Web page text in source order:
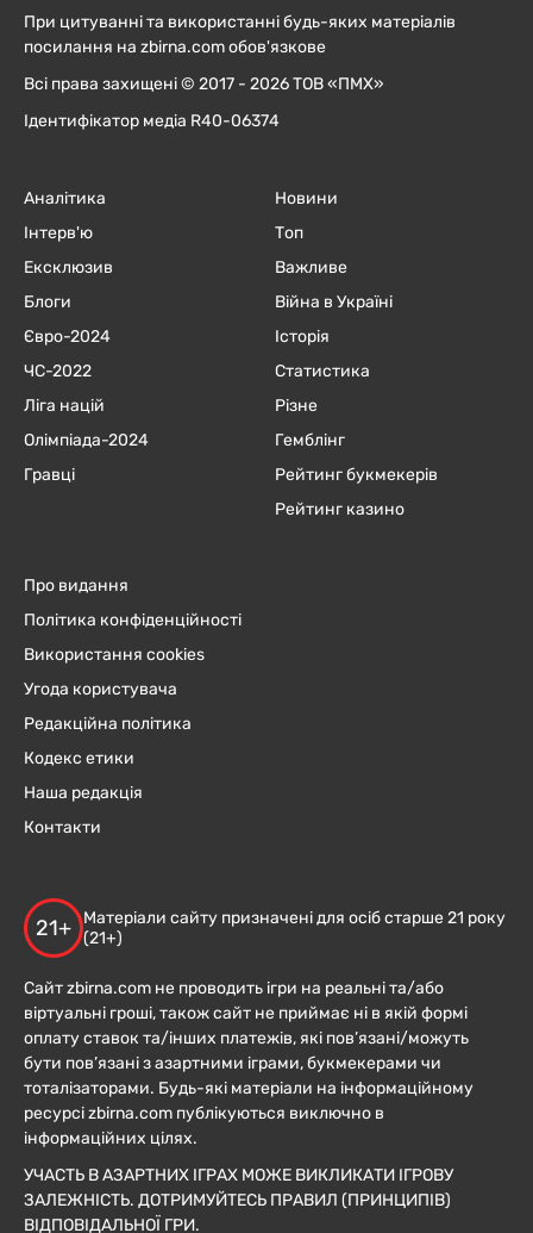
При цитуванні та використанні будь-яких матеріалів
посилання на zbirna.com обов'язкове
Всі права захищені © 2017 - 2026 ТОВ «ПМХ»
Ідентифікатор медіа R40-06374
Аналітика
Інтерв'ю
Ексклюзив
Блоги
Євро-2024
ЧC-2022
Ліга націй
Олімпіада-2024
Гравці
Новини
Топ
Важливе
Війна в Україні
Історія
Статистика
Різне
Гемблінг
Рейтинг букмекерів
Рейтинг казино
Про видання
Політика конфіденційності
Використання cookies
Угода користувача
Редакційна політика
Кодекс етики
Наша редакція
Контакти
21+
Матеріали сайту призначені для осіб старше 21 року
(21+)
Сайт zbirna.com не проводить ігри на реальні та/або
віртуальні гроші, також сайт не приймає ні в якій формі
оплату ставок та/інших платежів, які пов’язані/можуть
бути пов’язані з азартними іграми, букмекерами чи
тоталізаторами. Будь-які матеріали на інформаційному
ресурсі zbirna.com публікуються виключно в
інформаційних цілях.
УЧАСТЬ В АЗАРТНИХ ІГРАХ МОЖЕ ВИКЛИКАТИ ІГРОВУ
ЗАЛЕЖНІСТЬ. ДОТРИМУЙТЕСЬ ПРАВИЛ (ПРИНЦИПІВ)
ВІДПОВІДАЛЬНОЇ ГРИ.